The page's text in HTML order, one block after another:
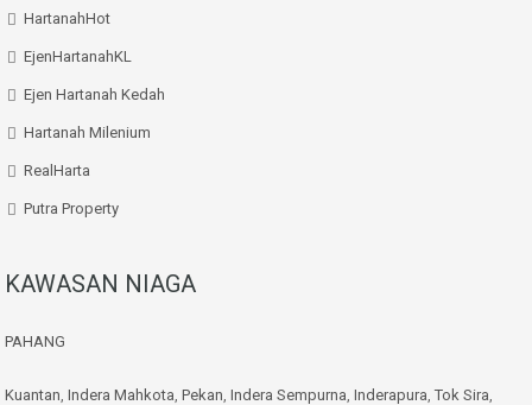
HartanahHot
EjenHartanahKL
Ejen Hartanah Kedah
Hartanah Milenium
RealHarta
Putra Property
KAWASAN NIAGA
PAHANG
Kuantan, Indera Mahkota, Pekan, Indera Sempurna, Inderapura, Tok Sira,